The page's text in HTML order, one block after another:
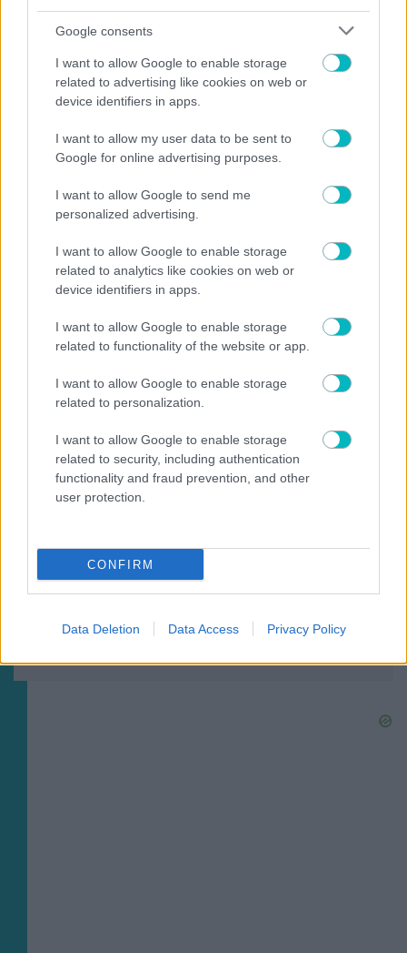
Google consents
I want to allow Google to enable storage
related to advertising like cookies on web or
device identifiers in apps.
I want to allow my user data to be sent to
Google for online advertising purposes.
I want to allow Google to send me
personalized advertising.
I want to allow Google to enable storage
related to analytics like cookies on web or
device identifiers in apps.
I want to allow Google to enable storage
related to functionality of the website or app.
I want to allow Google to enable storage
related to personalization.
I want to allow Google to enable storage
related to security, including authentication
functionality and fraud prevention, and other
user protection.
CONFIRM
Data Deletion Data Access Privacy Policy
ΠΟΔΟΣΦΑΙΡΟ ΑΕΚ
offs του Champions League
Η νέα εντός έδρας φανέλα της ΑΕΚ για την σεζόν